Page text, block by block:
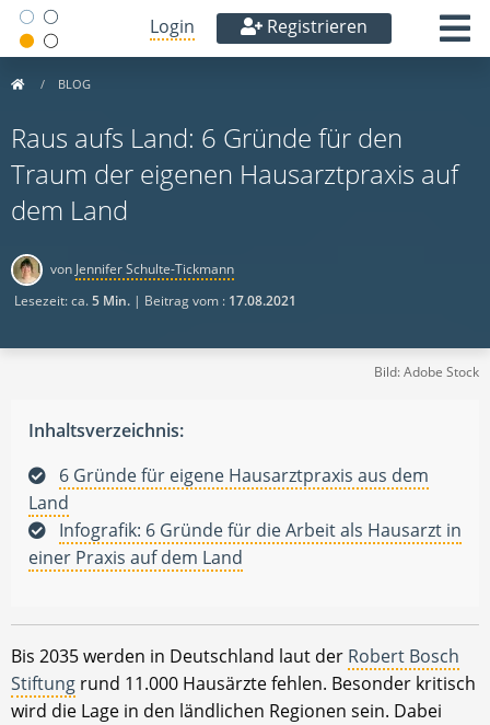
Login Registrieren
BLOG
Raus aufs Land: 6 Gründe für den
Traum der eigenen Hausarztpraxis auf
dem Land
von Jennifer Schulte-Tickmann
Lesezeit: ca.5 Min. | Beitrag vom : 17.08.2021
Bild: Adobe Stock
Inhaltsverzeichnis:
6 Gründe für eigene Hausarztpraxis aus dem
Land
Infografik: 6 Gründe für die Arbeit als Hausarzt in
einer Praxis auf dem Land
Bis 2035 werden in Deutschland laut der Robert Bosch
Stiftung rund 11.000 Hausärzte fehlen. Besonder kritisch
wird die Lage in den ländlichen Regionen sein. Dabei